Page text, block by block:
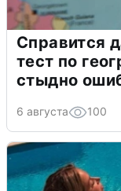
Справится
тест по
стыдно
6 августа 100